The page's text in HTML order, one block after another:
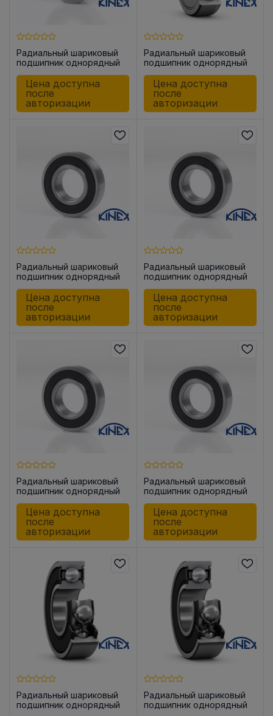
Радиальный шариковый
подшипник однорядный
Цена доступна
после
авторизации
Радиальный шариковый
подшипник однорядный
Цена доступна
после
авторизации
Радиальный шариковый
подшипник однорядный
Цена доступна
после
авторизации
Радиальный шариковый
подшипник однорядный
Цена доступна
после
авторизации
Радиальный шариковый
подшипник однорядный
Цена доступна
после
авторизации
Радиальный шариковый
подшипник однорядный
Цена доступна
после
авторизации
Радиальный шариковый
подшипник однорядный
Радиальный шариковый
подшипник однорядный